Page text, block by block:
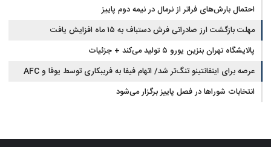
احتمال بارش‌های فراتر از نرمال در نیمه دوم پاییز
مهلت بازگشت ارز صادراتی فرش دستباف به ۱۵ ماه افزایش یافت
پالایشگاه تهران بنزین یورو ۵ تولید می‌کند + جزئیات
عرصه برای اینفانتینو تنگ‌تر شد/ اتهام فیفا به فریبکاری توسط یوفا و AFC
انتخابات شوراها در فصل پاییز برگزار می‌شود